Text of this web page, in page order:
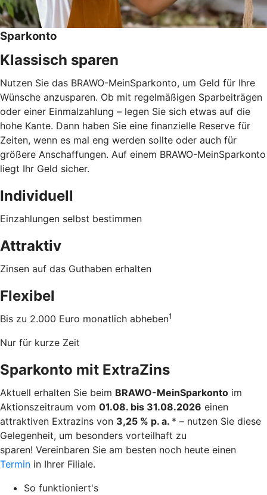
Sparkonto
Klassisch sparen
Nutzen Sie das BRAWO-MeinSparkonto, um Geld für Ihre
Wünsche anzusparen. Ob mit regelmäßigen Sparbeiträgen
oder einer Einmalzahlung – legen Sie sich etwas auf die
hohe Kante. Dann haben Sie eine finanzielle Reserve für
Zeiten, wenn es mal eng werden sollte oder auch für
größere Anschaffungen. Auf einem BRAWO-MeinSparkonto
liegt Ihr Geld sicher.
Individuell
Einzahlungen selbst bestimmen
Attraktiv
Zinsen auf das Guthaben erhalten
Flexibel
Bis zu 2.000 Euro monatlich abheben1
Nur für kurze Zeit
Sparkonto mit ExtraZins
Aktuell erhalten Sie beim BRAWO-MeinSparkonto im
Aktionszeitraum vom 01.08. bis 31.08.2026 einen
attraktiven Extrazins von 3,25 % p. a. * – nutzen Sie diese
Gelegenheit, um besonders vorteilhaft zu
sparen! Vereinbaren Sie am besten noch heute einen
Termin in Ihrer Filiale.
So funktioniert's